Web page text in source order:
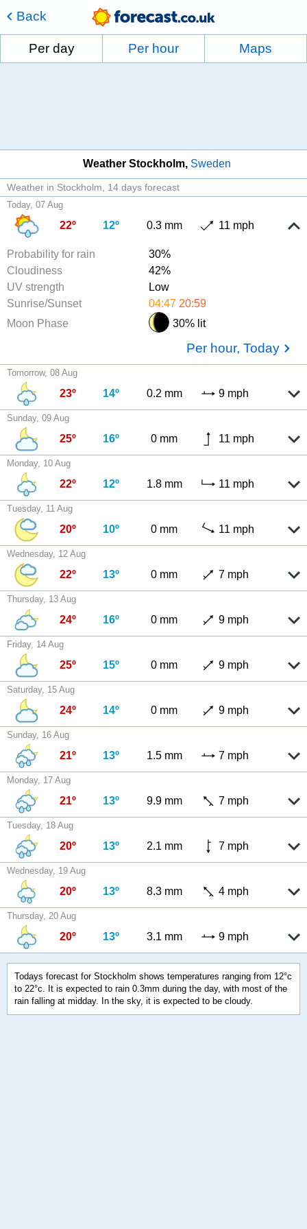
Back
Per day Per hour Maps
Weather Stockholm Sweden
Weather in Stockholm 14 days forecast
Today, 07 Aug
22º 12º 0.3 mm 11 mph
Probability for rain
30%
Cloudiness
42%
UV strength
Low
Sunrise/Sunset
04:47 20:59
Moon Phase
30% lit
Per hour, Today
Tomorrow, 08 Aug
23º 14º 0.2 mm 9 mph
Sunday, 09 Aug
25º 16º 0 mm 11 mph
Monday, 10 Aug
22º 12º 1.8 mm 11 mph
Tuesday, 11 Aug
20º 10º 0 mm 11 mph
Wednesday, 12 Aug
22º 13º 0 mm 7 mph
Thursday, 13 Aug
24º 16º 0 mm 9 mph
Friday, 14 Aug
25º 15º 0 mm 9 mph
Saturday, 15 Aug
24º 14º 0 mm 9 mph
Sunday, 16 Aug
21º 13º 1.5 mm 7 mph
Monday, 17 Aug
21º 13º 9.9 mm 7 mph
Tuesday, 18 Aug
20º 13º 2.1 mm 7 mph
Wednesday, 19 Aug
20º 13º 8.3 mm 4 mph
Thursday, 20 Aug
20º 13º 3.1 mm 9 mph
Todays forecast for Stockholm shows temperatures ranging from 12°c
to 22°c. It is expected to rain 0.3mm during the day, with most of the
rain falling at midday. In the sky, it is expected to be cloudy.